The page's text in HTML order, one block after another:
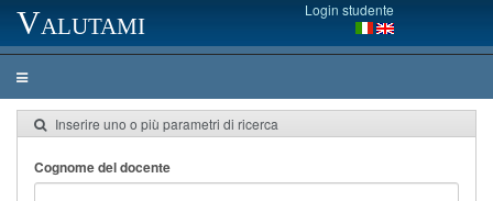
Valutami Login studente
Inserire uno o più parametri di ricerca
Cognome del docente